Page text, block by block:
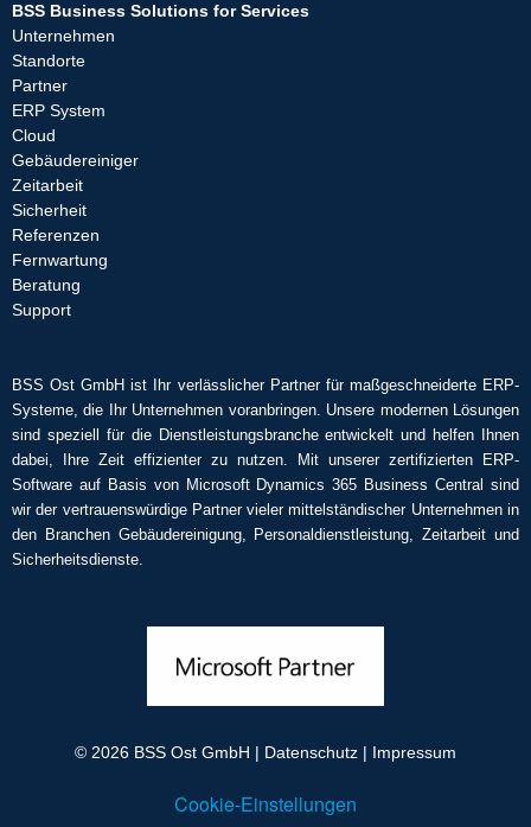
BSS Business Solutions for Services
Unternehmen
Standorte
Partner
ERP System
Cloud
Gebäudereiniger
Zeitarbeit
Sicherheit
Referenzen
Fernwartung
Beratung
Support
BSS Ost GmbH ist Ihr verlässlicher Partner für maßgeschneiderte ERP-
Systeme, die Ihr Unternehmen voranbringen. Unsere modernen Lösungen
sind speziell für die Dienstleistungsbranche entwickelt und helfen Ihnen
dabei, Ihre Zeit effizienter zu nutzen. Mit unserer zertifizierten ERP-
Software auf Basis von Microsoft Dynamics 365 Business Central sind
wir der vertrauenswürdige Partner vieler mittelständischer Unternehmen in
den Branchen Gebäudereinigung, Personaldienstleistung, Zeitarbeit und
Sicherheitsdienste.
© 2026 BSS Ost GmbH | Datenschutz | Impressum
Cookie-Einstellungen